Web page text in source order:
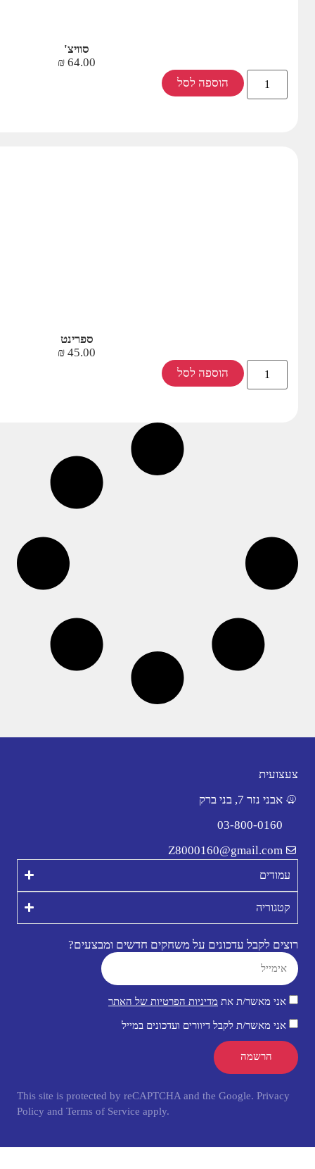
סוויצ'
64.00
₪
הוספה לסל
ספרינט
45.00
₪
הוספה לסל
צעצועית
אבני נזר 7, בני ברק
03-800-0160
Z8000160@gmail.com
עמודים
קטגוריה
רוצים לקבל עדכונים על משחקים חדשים ומבצעים?
אני מאשר/ת את מדיניות הפרטיות של האתר
אני מאשר/ת לקבל דיוורים ועדכונים במייל
הרשמה
This site is protected by reCAPTCHA and the Google. Privacy
Policy and Terms of Service apply.